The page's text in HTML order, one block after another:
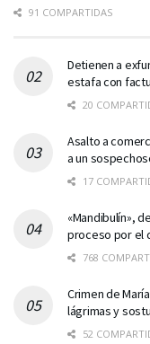
91 COMPARTIDAS
Detienen a
estafa con
20
Asalto a
a un
17
«Mandibulín»,
proceso por el
768
Crimen de
lágrimas y
52